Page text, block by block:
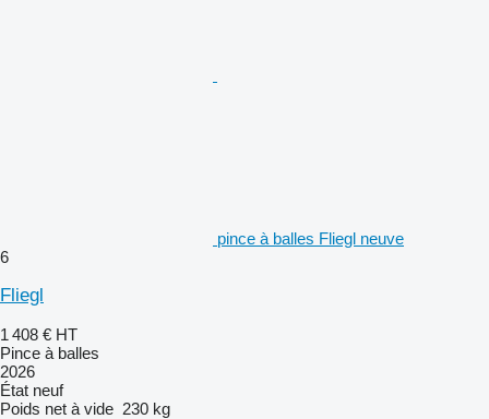
pince à balles Fliegl neuve
6
Fliegl
1 408 € HT
Pince à balles
2026
État neuf
Poids net à vide 230 kg